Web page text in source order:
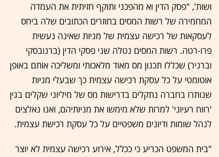
ושות', "פסק הדין וא מהפכני ותוקף חזיתית את העמדה
המחמירה של רשות המסים בחוזרים הכתובים שלה ביחס
לעסקאות של רכישה עצמית של מניות שאינה נעשית
פרו-רטה. רשות המסים נטלה שני פסקי הדין (ברנובסקי
וברניר) שכללו תכנון מס מאוד מלאכותי ומשליכה אותם באופן
אוטומטי על כל עסקת רכישה עצמית כך שבעלי מניות
שנותרו בחברה נתקלים בדרישות מס של מיליוני שקלים בגין
'רווח רעיוני' למרות שלא מימשו את מניותיהם, ואנו נאלצים
לנהל שומות ודיונים משפטיים על כל עסקת רכישת עצמית.
"בית המשפט הכריע כי ככלל, אירוע רכישה עצמית לא יוצר